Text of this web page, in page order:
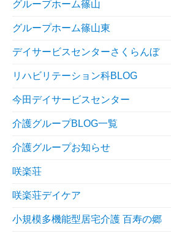
グループホーム篠山
グループホーム篠山東
デイサービスセンターさくらんぼ
リハビリテーション科BLOG
今田デイサービスセンター
介護グループBLOG一覧
介護グループお知らせ
咲楽荘
咲楽荘デイケア
小規模多機能型居宅介護 百寿の郷